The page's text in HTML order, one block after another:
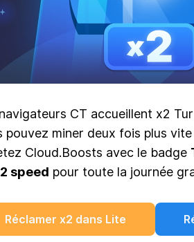
CT accueillent x2
pouvez miner deux fois plus
Cloud.Boosts avec le badge
speed pour toute la journée
Réclamer x2 dans Lite